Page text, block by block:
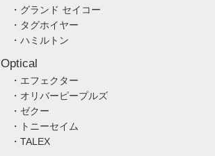
・グランド セイコー
・タグホイヤー
・ハミルトン
Optical
・エフェクター
・オリバーピープルズ
・ゼクー
・トニーセイム
・TALEX